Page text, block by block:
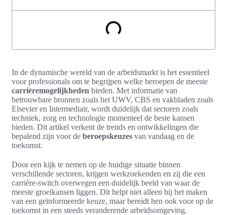
In de dynamische wereld van de arbeidsmarkt is het essentieel
voor professionals om te begrijpen welke beroepen de meeste
carrièremogelijkheden bieden. Met informatie van
betrouwbare bronnen zoals het UWV, CBS en vakbladen zoals
Elsevier en Intermediair, wordt duidelijk dat sectoren zoals
techniek, zorg en technologie momenteel de beste kansen
bieden. Dit artikel verkent de trends en ontwikkelingen die
bepalend zijn voor de beroepskeuzes van vandaag en de
toekomst.
Door een kijk te nemen op de huidige situatie binnen
verschillende sectoren, krijgen werkzoekenden en zij die een
carrière-switch overwegen een duidelijk beeld van waar de
meeste groeikansen liggen. Dit helpt niet alleen bij het maken
van een geïnformeerde keuze, maar bereidt hen ook voor op de
toekomst in een steeds veranderende arbeidsomgeving.